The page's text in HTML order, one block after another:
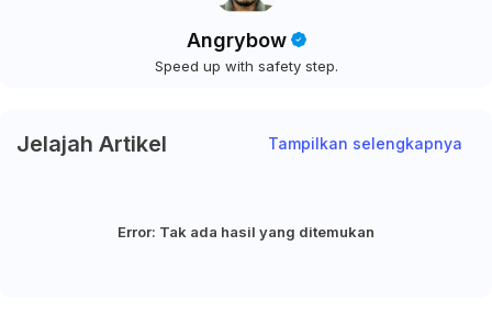
Angrybow
Speed up with safety step.
Jelajah Artikel Tampilkan selengkapnya
Error: Tak ada hasil yang ditemukan